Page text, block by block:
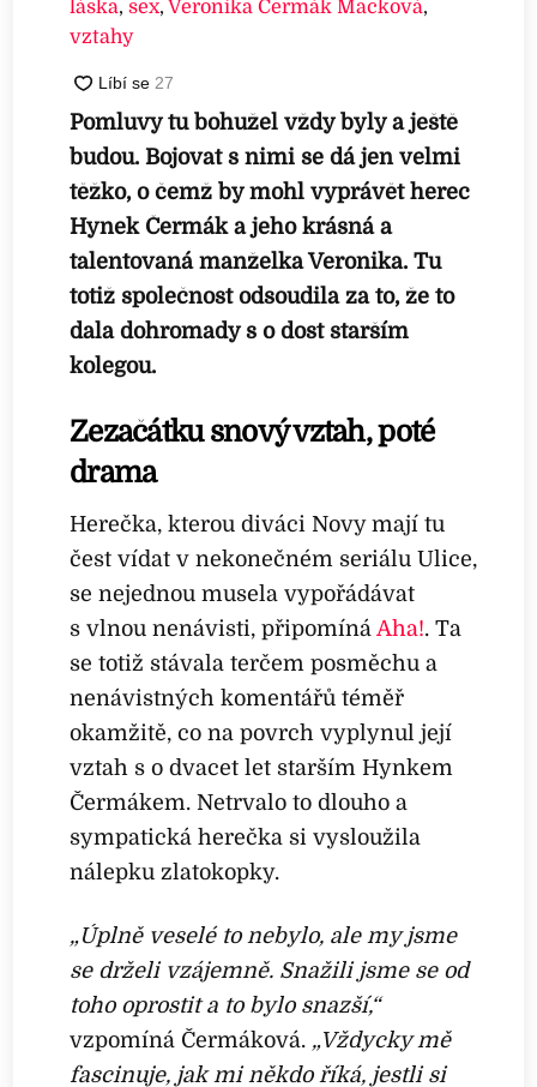
láska,sex,Veronika Čermák Macková,
vztahy
Pomluvy tu bohužel vždy byly a ještě
budou. Bojovat s nimi se dá jen velmi
těžko, o čemž by mohl vyprávět herec
Hynek Čermák a jeho krásná a
talentovaná manželka Veronika. Tu
totiž společnost odsoudila za to, že to
dala dohromady s o dost starším
kolegou.
Zezačátku snový vztah, poté
drama
Herečka, kterou diváci Novy mají tu
čest vídat v nekonečném seriálu Ulice,
se nejednou musela vypořádávat
s vlnou nenávisti, připomínáAha!. Ta
se totiž stávala terčem posměchu a
nenávistných komentářů téměř
okamžitě, co na povrch vyplynul její
vztah s o dvacet let starším Hynkem
Čermákem. Netrvalo to dlouho a
sympatická herečka si vysloužila
nálepku zlatokopky.
„Úplně veselé to nebylo, ale my jsme
se drželi vzájemně. Snažili jsme se od
toho oprostit a to bylo snazší,“
vzpomíná Čermáková. „Vždycky mě
fascinuje, jak mi někdo říká, jestli si